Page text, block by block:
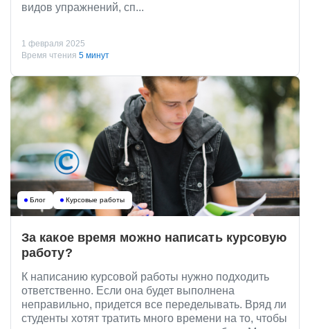
видов упражнений, сп...
1 февраля 2025
Время чтения 5 минут
Блог Курсовые работы
За какое время можно написать курсовую
работу?
К написанию курсовой работы нужно подходить
ответственно. Если она будет выполнена
неправильно, придется все переделывать. Вряд ли
студенты хотят тратить много времени на то, чтобы